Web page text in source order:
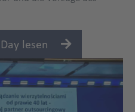
lesen